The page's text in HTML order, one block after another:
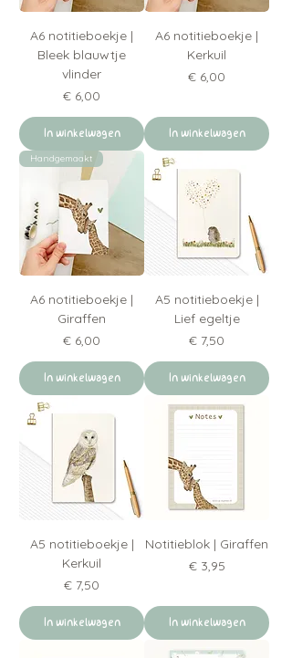
A6 notitieboekje |
Bleek blauwtje
vlinder
Prijs
€ 6,00
In winkelwagen
A6 notitieboekje |
Kerkuil
Prijs
€ 6,00
In winkelwagen
Handgemaakt
A6 notitieboekje |
Giraffen
Prijs
€ 6,00
In winkelwagen
A5 notitieboekje |
Lief egeltje
Prijs
€ 7,50
In winkelwagen
A5 notitieboekje |
Kerkuil
Prijs
€ 7,50
In winkelwagen
Notitieblok | Giraffen
Prijs
€ 3,95
In winkelwagen